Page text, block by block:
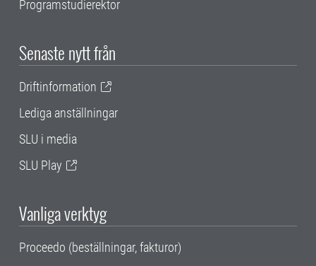
Programstudierektor
Senaste nytt från
Driftinformation
Lediga anställningar
SLU i media
SLU Play
Vanliga verktyg
Proceedo (beställningar, fakturor)